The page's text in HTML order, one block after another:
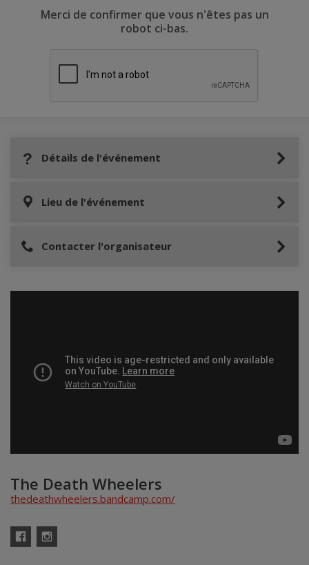
Merci de confirmer que vous n'êtes pas un
robot ci-bas.
Détails de l'événement
Lieu de l'événement
Contacter l'organisateur
The Death Wheelers
thedeathwheelers.bandcamp.com/